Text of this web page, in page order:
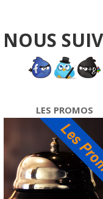
NOUS
LES PROMOS